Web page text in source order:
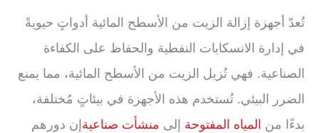
تُعدّ أجهزة إزالة الزيت من الأسطح المائية أدواتٍ حيويةً
في إدارة الانسكابات النفطية والحفاظ على الكفاءة
الصناعية. فهي تُزيل الزيت من الأسطح المائية، مما يمنع
الضرر البيئي. تُستخدم هذه الأجهزة في بيئاتٍ مُختلفة،
بدءًا من المياه المفتوحة إلى منشأت صناعيةإن دورهم